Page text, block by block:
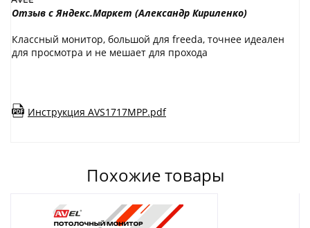
Отзыв с Яндекс.Маркет (Александр Кириленко)
Классный монитор, большой для freeda, точнее идеален
для просмотра и не мешает для прохода
Инструкция AVS1717MPP.pdf
Похожие товары